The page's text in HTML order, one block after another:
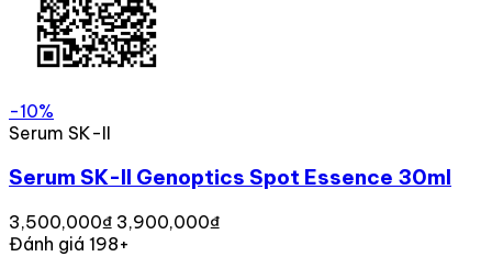
-10%
Serum SK-II
Serum SK-II Genoptics Spot Essence 30ml
3,500,000₫ 3,900,000₫
Đánh giá 198+